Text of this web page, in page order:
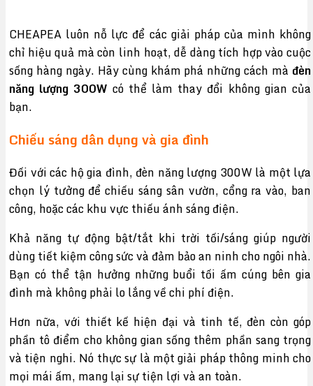
CHEAPEA luôn nỗ lực để các giải pháp của mình không
chỉ hiệu quả mà còn linh hoạt, dễ dàng tích hợp vào cuộc
sống hàng ngày. Hãy cùng khám phá những cách mà đèn
năng lượng 300W có thể làm thay đổi không gian của
bạn.
Chiếu sáng dân dụng và gia đình
Đối với các hộ gia đình, đèn năng lượng 300W là một lựa
chọn lý tưởng để chiếu sáng sân vườn, cổng ra vào, ban
công, hoặc các khu vực thiếu ánh sáng điện.
Khả năng tự động bật/tắt khi trời tối/sáng giúp người
dùng tiết kiệm công sức và đảm bảo an ninh cho ngôi nhà.
Bạn có thể tận hưởng những buổi tối ấm cúng bên gia
đình mà không phải lo lắng về chi phí điện.
Hơn nữa, với thiết kế hiện đại và tinh tế, đèn còn góp
phần tô điểm cho không gian sống thêm phần sang trọng
và tiện nghi. Nó thực sự là một giải pháp thông minh cho
mọi mái ấm, mang lại sự tiện lợi và an toàn.